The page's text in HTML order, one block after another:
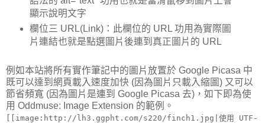
顯示說明文字
欄位三 URL(Link)：此欄位的 URL 功用為實際圖
片連結也就是點選圖片後連到真正圖片的 URL
例如本站將所有實作筆記中的圖片放置於 Google Picasa 中
既可以達到網頁載入速度加快 (因為圖片只載入縮圖) 又可以
節省頻寬 (因為圖片是連到 Google Picasa 去)，如下即為使
用 Oddmuse: Image Extension 的範例。
[[image:http://lh3.ggpht.com/s220/finch1.jpg|使用 UTF-